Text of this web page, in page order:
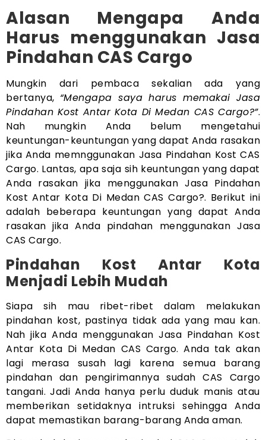
Alasan Mengapa Anda
Harus menggunakan Jasa
Pindahan CAS Cargo
Mungkin dari pembaca sekalian ada yang
bertanya, “Mengapa saya harus memakai Jasa
Pindahan Kost Antar Kota Di Medan CAS Cargo?”.
Nah mungkin Anda belum mengetahui
keuntungan-keuntungan yang dapat Anda rasakan
jika Anda memnggunakan Jasa Pindahan Kost CAS
Cargo. Lantas, apa saja sih keuntungan yang dapat
Anda rasakan jika menggunakan Jasa Pindahan
Kost Antar Kota Di Medan CAS Cargo?. Berikut ini
adalah beberapa keuntungan yang dapat Anda
rasakan jika Anda pindahan menggunakan Jasa
CAS Cargo.
Pindahan Kost Antar Kota
Menjadi Lebih Mudah
Siapa sih mau ribet-ribet dalam melakukan
pindahan kost, pastinya tidak ada yang mau kan.
Nah jika Anda menggunakan Jasa Pindahan Kost
Antar Kota Di Medan CAS Cargo. Anda tak akan
lagi merasa susah lagi karena semua barang
pindahan dan pengirimannya sudah CAS Cargo
tangani. Jadi Anda hanya perlu duduk manis atau
memberikan setidaknya intruksi sehingga Anda
dapat memastikan barang-barang Anda aman.